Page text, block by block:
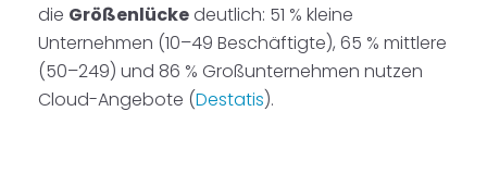
die Größenlückedeutlich: 51 % kleine
Unternehmen (10–49 Beschäftigte), 65 % mittlere
(50–249) und 86 % Großunternehmen nutzen
Cloud-Angebote (Destatis).